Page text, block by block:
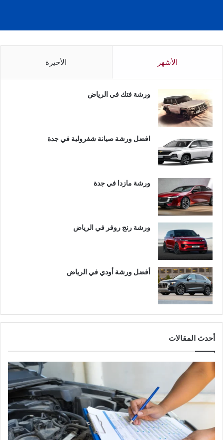
الأشهر الأخيرة
ورشة فتك في الرياض
افضل ورشة صيانة شفرولية في جدة
ورشة مازدا في جدة
ورشة رنج روفر في الرياض
أفضل ورشة أودي في الرياض
أحدث المقالات